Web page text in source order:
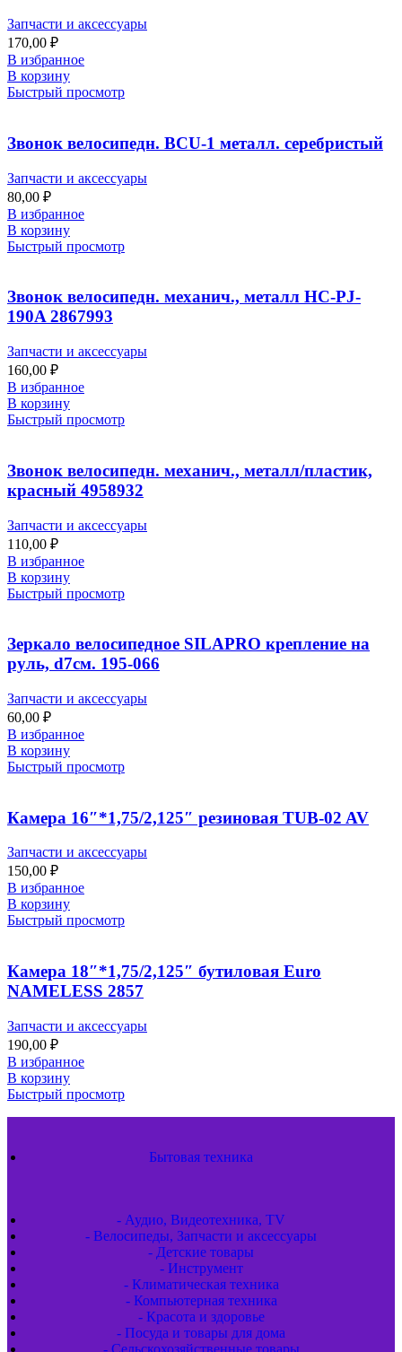
Запчасти и аксессуары
170,00 ₽
В избранное
В корзину
Быстрый просмотр
Звонок велосипедн. BCU-1 металл. серебристый
Запчасти и аксессуары
80,00 ₽
В избранное
В корзину
Быстрый просмотр
Звонок велосипедн. механич., металл HC-PJ-
190A 2867993
Запчасти и аксессуары
160,00 ₽
В избранное
В корзину
Быстрый просмотр
Звонок велосипедн. механич., металл/пластик,
красный 4958932
Запчасти и аксессуары
110,00 ₽
В избранное
В корзину
Быстрый просмотр
Зеркало велосипедное SILAPRO крепление на
руль, d7см. 195-066
Запчасти и аксессуары
60,00 ₽
В избранное
В корзину
Быстрый просмотр
Камера 16″*1,75/2,125″ резиновая TUB-02 AV
Запчасти и аксессуары
150,00 ₽
В избранное
В корзину
Быстрый просмотр
Камера 18″*1,75/2,125″ бутиловая Euro
NAMELESS 2857
Запчасти и аксессуары
190,00 ₽
В избранное
В корзину
Быстрый просмотр
Бытовая техника
- Аудио, Видеотехника, TV
- Велосипеды, Запчасти и аксессуары
- Детские товары
- Инструмент
- Климатическая техника
- Компьютерная техника
- Красота и здоровье
- Посуда и товары для дома
- Сельскохозяйственные товары